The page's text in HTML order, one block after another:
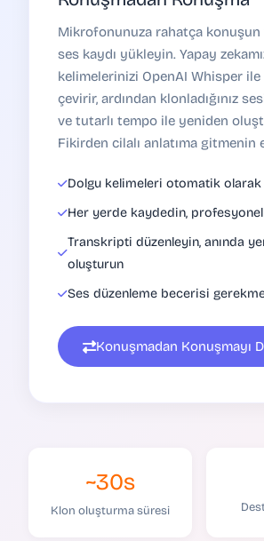
Mikrofonunuza rahatça konuşun
ses kaydı yükleyin. Yapay
kelimelerinizi OpenAI Whisper
çevirir, ardından klonladığınız
ve tutarlı tempo ile yeniden
Fikirden cilalı anlatıma gitmenin
Dolgu kelimeleri otomatik olarak
Her yerde kaydedin,
Transkripti düzenleyin, anında
oluşturun
Ses düzenleme becerisi
Konuşmadan Konuşmayı
~30s
Klon oluşturma süresi